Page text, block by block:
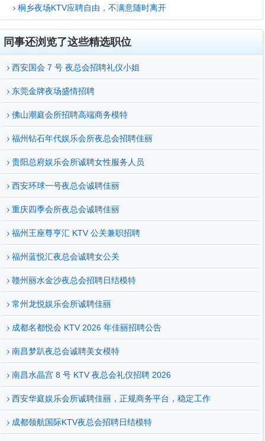
桐乡夜场KTV应聘自由，不满意随时离开
同事还浏览了这些精选职位
西安国会 7 号 夜总会招聘礼仪小姐
东莞金牌夜场盛情招聘
佛山潮庭会所招聘高端商务模特
福州钻石年代娱乐会所夜总会招聘佳丽
贵阳总府娱乐会所诚聘女性服务人员
西安环球一号夜总会诚聘佳丽
重庆四季会所夜总会诚聘佳丽
福州王座尊亨汇 KTV 公关兼职招聘
福州蓝悦汇夜总会诚聘女公关
赣州丽水金沙夜总会招聘日结模特
常州龙悦娱乐会所诚聘佳丽
成都名都悦会 KTV 2026 年佳丽招聘公告
南昌梦趴夜总会诚聘美女模特
南昌水晶宫 8 号 KTV 夜总会礼仪招聘 2026
西安华庭娱乐会所诚聘佳丽，正规商务平台，稳定工作
成都领航国际KTV夜总会招聘日结模特